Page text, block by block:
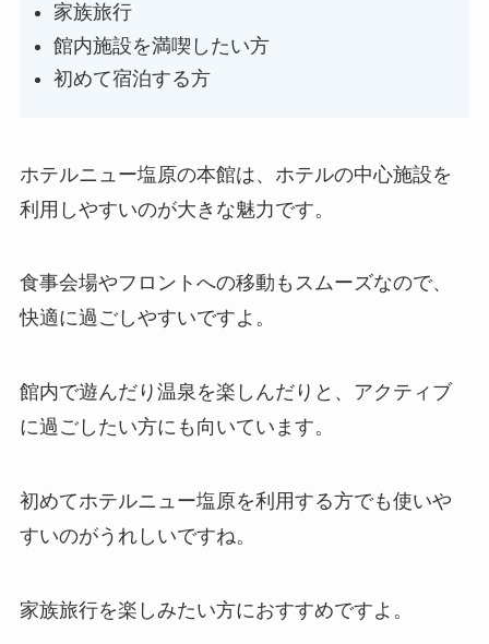
家族旅行
館内施設を満喫したい方
初めて宿泊する方
ホテルニュー塩原の本館は、ホテルの中心施設を
利用しやすいのが大きな魅力です。
食事会場やフロントへの移動もスムーズなので、
快適に過ごしやすいですよ。
館内で遊んだり温泉を楽しんだりと、アクティブ
に過ごしたい方にも向いています。
初めてホテルニュー塩原を利用する方でも使いや
すいのがうれしいですね。
家族旅行を楽しみたい方におすすめですよ。